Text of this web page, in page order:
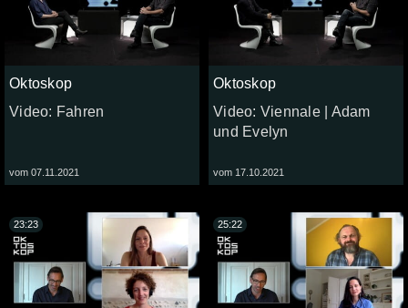
Oktoskop
Video: Fahren
vom 07.11.2021
Oktoskop
Video: Viennale | Adam
und Evelyn
vom 17.10.2021
23:23 25:22